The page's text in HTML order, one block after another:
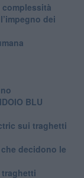
dei
BLU
sui traghetti
decidono le